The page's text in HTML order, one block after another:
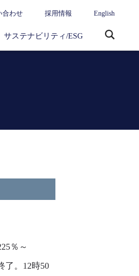
合わせ 採用情報 English
サステナビリティ/ESG
％～
了。12時50